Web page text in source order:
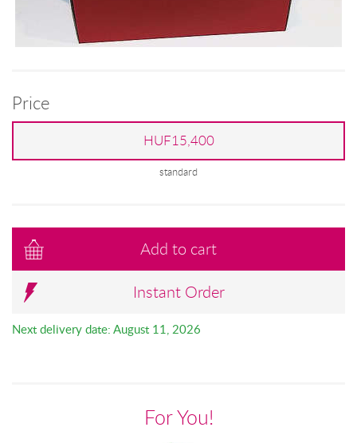
Price
HUF15,400
standard
Add to cart
Instant Order
Next delivery date: August 11, 2026
For You!